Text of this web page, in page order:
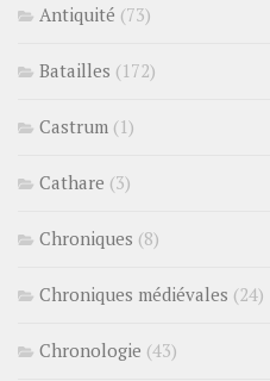
Antiquité (73)
Batailles (172)
Castrum (1)
Cathare (3)
Chroniques (8)
Chroniques médiévales (24)
Chronologie (43)